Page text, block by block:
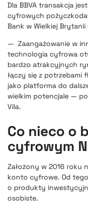
Dla BBVA transakcja
cyfrowych
Bank w Wielkiej Brytanii
— Zaangażowanie w
technologia cyfrowa
bardzo atrakcyjnych
łączy się z potrzebami
jako platforma do
wielkim potencjale —
Vila.
Co nieco o
cyfrowym
Założony w 2016 roku
konto cyfrowe. Od
o produkty
osobiste.